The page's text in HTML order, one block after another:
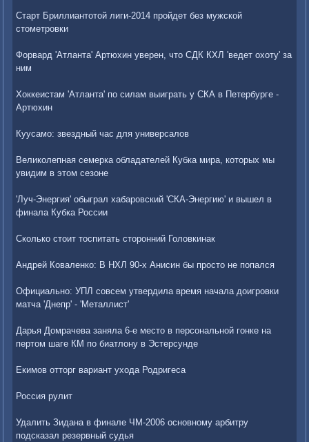
Старт Бриллиантотой лиги-2014 пройдет без мужской
стометровки
Форвард 'Атланта' Артюхин уверен, что СДК КХЛ 'ведет охоту' за
ним
Хоккеистам 'Атланта' по силам выиграть у СКА в Петербурге -
Артюхин
Куусамо: звездный час для универсалов
Великолепная семерка обладателей Кубка мира, которых мы
увидим в этом сезоне
'Луч-Энергия' обыграл хабаровский 'СКА-Энергию' и вышел в
финала Кубка России
Сколько стоит тоспитать сторонний Головкинак
Андрей Коваленко: В НХЛ 90-х Анисин бы просто не попался
Официально: УПЛ совсем утвердила время начала доигровки
матча 'Днепр' - 'Металлист'
Дарья Домрачева заняла 6-е место в персональной гонке на
пертом шаге КМ по биатлону в Эстерсунде
Екимов отторг вариант ухода Родригеса
Россия рулит
Удалить Зидана в финале ЧМ-2006 основному арбитру
подсказал резервный судья